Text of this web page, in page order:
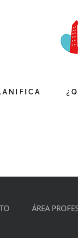
ÁREA